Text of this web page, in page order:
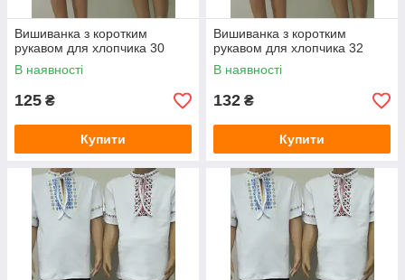
Вишиванка з коротким
рукавом для хлопчика 30
В наявності
125 ₴
Купити
Вишиванка з коротким
рукавом для хлопчика 32
В наявності
132 ₴
Купити